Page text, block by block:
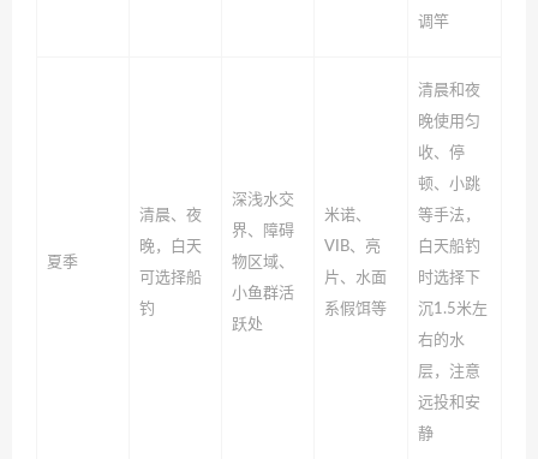
调竿
夏季
清晨、夜
晚，白天
可选择船
钓
深浅水交
界、障碍
物区域、
小鱼群活
跃处
米诺、
VIB、亮
片、水面
系假饵等
清晨和夜
晚使用匀
收、停
顿、小跳
等手法，
白天船钓
时选择下
沉1.5米左
右的水
层，注意
远投和安
静